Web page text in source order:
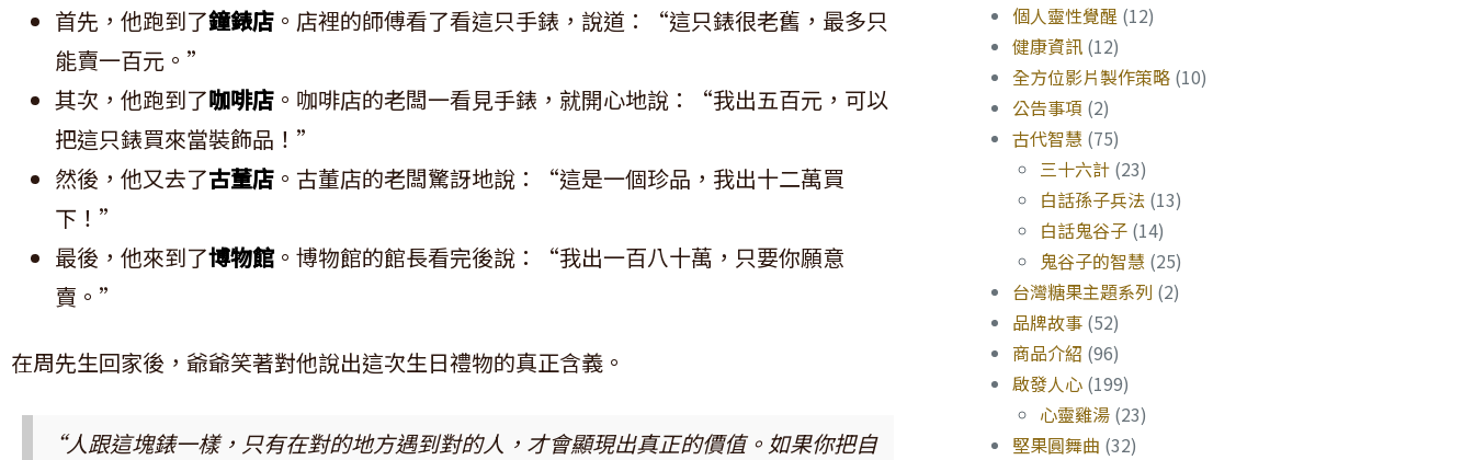
首先，他跑到了鐘錶店 。店裡的師傅看了看這只手錶，說道：“這只錶很老舊，最多只
能賣一百元。”
其次，他跑到了咖啡店 。咖啡店的老闆一看見手錶，就開心地說：“我出五百元，可以
把這只錶買來當裝飾品！”
然後，他又去了古董店 。古董店的老闆驚訝地說：“這是一個珍品，我出十二萬買
下！”
最後，他來到了博物館。博物館的館長看完後說：“我出一百八十萬，只要你願意
賣。”
在周先生回家後，爺爺笑著對他說出這次生日禮物的真正含義。
“人跟這塊錶一樣，只有在對的地方遇到對的人，才會顯現出真正的價值。如果你把自
個人靈性覺醒 (12)
健康資訊 (12)
全方位影片製作策略 (10)
公告事項 (2)
古代智慧 (75)
三十六計 (23)
白話孫子兵法 (13)
白話鬼谷子 (14)
鬼谷子的智慧 (25)
台灣糖果主題系列 (2)
品牌故事 (52)
商品介紹 (96)
啟發人心 (199)
心靈雞湯 (23)
堅果圓舞曲 (32)